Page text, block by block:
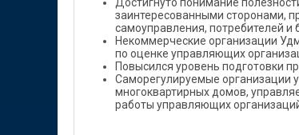
заинтересованными сторонами,
самоуправления, потребителей и
Некоммерческие организации
по оценке управляющих
Повысился уровень подготовки
Саморегулируемые организации
многоквартирных домов,
работы управляющих